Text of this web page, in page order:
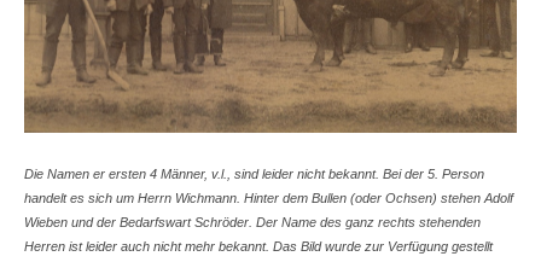
Die Namen er ersten 4 Männer, v.l., sind leider nicht bekannt. Bei der 5. Person
handelt es sich um Herrn Wichmann. Hinter dem Bullen (oder Ochsen) stehen Adolf
Wieben und der Bedarfswart Schröder. Der Name des ganz rechts stehenden
Herren ist leider auch nicht mehr bekannt. Das Bild wurde zur Verfügung gestellt